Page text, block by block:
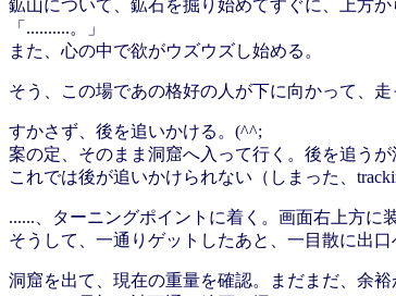
鉱山について、鉱石を掘り始めてすぐに、上方
「..........。」
また、心の中で欲がウズウズし始める。
そう、この場であの格好の人が下に向かって、
すかさず、後を追いかける。(^^;
案の定、そのまま洞窟へ入って行く。後を追う
これでは後が追いかけられない（しまった、
......、ターニングポイントに着く。画面右上方に
そうして、一通りゲットしたあと、一目散に出口
洞窟を出て、現在の重量を確認。まだまだ、余裕